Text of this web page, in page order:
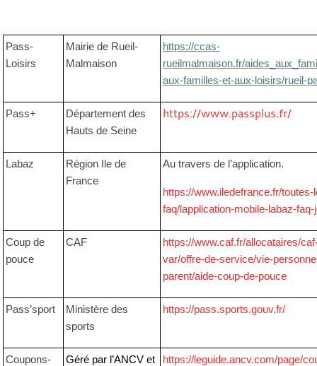
Pass-
Loisirs
Mairie de Rueil-
Malmaison
https://ccas-
rueilmalmaison.fr/
aux-familles-et-aux-loisirs/rueil-
Pass+
Département des
Hauts de Seine
https://www.passplus.fr/
Labaz
Région Ile de
France
Au travers de l’application.
https://www.iledefrance.fr/toutes-
faq/lapplication-mobile-labaz-faq-
Coup de
pouce
CAF
https://www.caf.fr/allocataires/
var/offre-de-service/vie-
parent/aide-coup-de-pouce
Pass’sport
Ministère des
sports
https://pass.sports.gouv.fr/
Coupons-
Géré par l’ANCV et
https://leguide.ancv.com/page/